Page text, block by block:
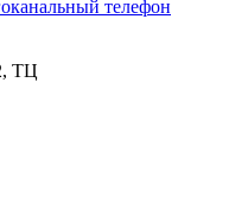
телефон
ТЦ